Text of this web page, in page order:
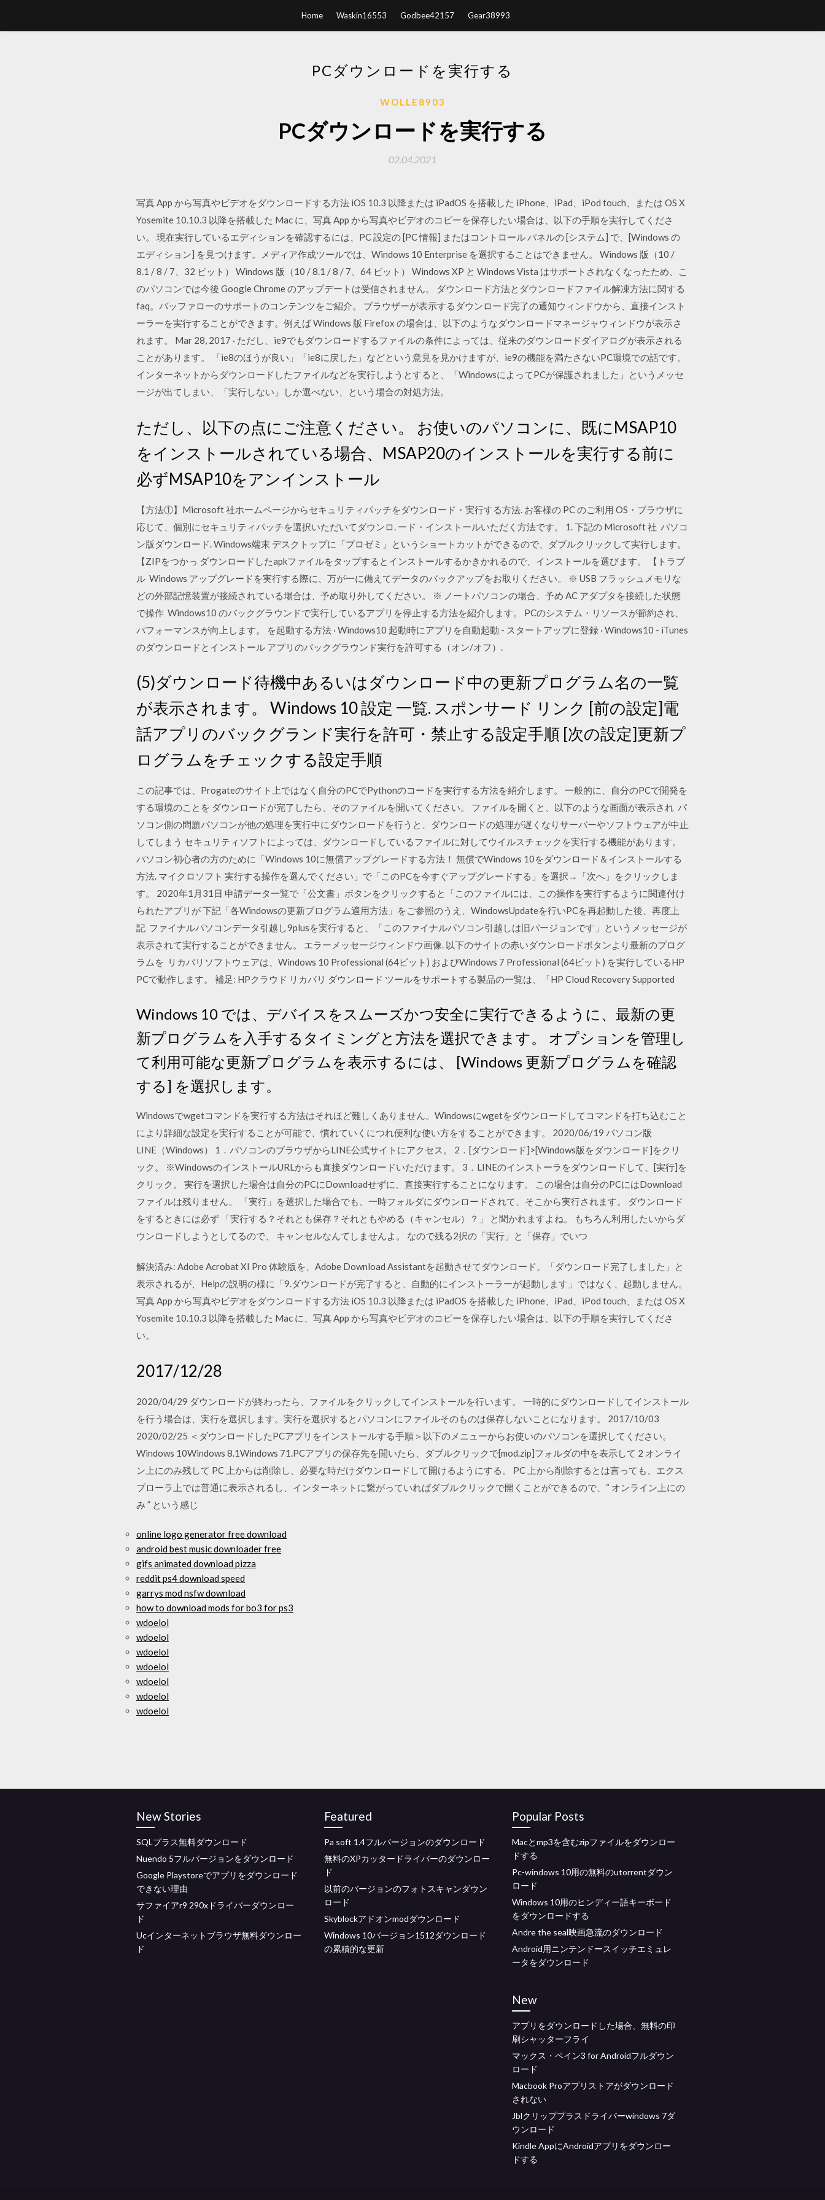
Home Waskin16553 Godbee42157 Gear38993
PCダウンロードを実行する
WOLLE8903
PCダウンロードを実行する
02.04.2021
写真 App から写真やビデオをダウンロードする方法 iOS 10.3 以降または iPadOS を搭載した iPhone、iPad、iPod touch、または OS X
Yosemite 10.10.3 以降を搭載した Mac に、写真 App から写真やビデオのコピーを保存したい場合は、以下の手順を実行してくださ
い。 現在実行しているエディションを確認するには、PC 設定の [PC 情報] またはコントロール パネルの [システム] で、[Windows の
エディション] を見つけます。メディア作成ツールでは、Windows 10 Enterprise を選択することはできません。 Windows 版（10 /
8.1 / 8 / 7、32 ビット） Windows 版（10 / 8.1 / 8 / 7、64 ビット） Windows XP と Windows Vista はサポートされなくなったため、こ
のパソコンでは今後 Google Chrome のアップデートは受信されません。 ダウンロード方法とダウンロードファイル解凍方法に関する
faq。バッファローのサポートのコンテンツをご紹介。 ブラウザーが表示するダウンロード完了の通知ウィンドウから、直接インスト
ーラーを実行することができます。例えば Windows 版 Firefox の場合は、以下のようなダウンロードマネージャウィンドウが表示さ
れます。 Mar 28, 2017 · ただし、ie9でもダウンロードするファイルの条件によっては、従来のダウンロードダイアログが表示される
ことがあります。 「ie8のほうが良い」「ie8に戻した」などという意見を見かけますが、ie9の機能を満たさないPC環境での話です。
インターネットからダウンロードしたファイルなどを実行しようとすると、「WindowsによってPCが保護されました」というメッセ
ージが出てしまい、「実行しない」しか選べない、という場合の対処方法。
ただし、以下の点にご注意ください。 お使いのパソコンに、既にMSAP10
をインストールされている場合、MSAP20のインストールを実行する前に
必ずMSAP10をアンインストール
【方法①】Microsoft 社ホームページからセキュリティパッチをダウンロード・実行する方法. お客様の PC のご利用 OS・ブラウザに
応じて、個別にセキュリティパッチを選択いただいてダウンロ. ード・インストールいただく方法です。 1. 下記の Microsoft 社 パソコ
ン版ダウンロード. Windows端末 デスクトップに「プロゼミ」というショートカットができるので、ダブルクリックして実行します。
【ZIPをつかっ ダウンロードしたapkファイルをタップするとインストールするかきかれるので、インストールを選びます。 【トラブ
ル Windows アップグレードを実行する際に、万が一に備えてデータのバックアップをお取りください。 ※ USB フラッシュメモリな
どの外部記憶装置が接続されている場合は、予め取り外してください。 ※ ノートパソコンの場合、予め AC アダプタを接続した状態
で操作 Windows10 のバックグラウンドで実行しているアプリを停止する方法を紹介します。 PCのシステム・リソースが節約され、
パフォーマンスが向上します。 を起動する方法 · Windows10 起動時にアプリを自動起動 - スタートアップに登録 · Windows10 - iTunes
のダウンロードとインストール アプリのバックグラウンド実行を許可する（オン/オフ）.
(5)ダウンロード待機中あるいはダウンロード中の更新プログラム名の一覧
が表示されます。 Windows 10 設定 一覧. スポンサード リンク [前の設定]電
話アプリのバックグランド実行を許可・禁止する設定手順 [次の設定]更新プ
ログラムをチェックする設定手順
この記事では、Progateのサイト上ではなく自分のPCでPythonのコードを実行する方法を紹介します。 一般的に、自分のPCで開発を
する環境のことを ダウンロードが完了したら、そのファイルを開いてください。 ファイルを開くと、以下のような画面が表示され パ
ソコン側の問題パソコンが他の処理を実行中にダウンロードを行うと、ダウンロードの処理が遅くなりサーバーやソフトウェアが中止
してしまう セキュリティソフトによっては、ダウンロードしているファイルに対してウイルスチェックを実行する機能があります。
パソコン初心者の方のために「Windows 10に無償アップグレードする方法！ 無償でWindows 10をダウンロード＆インストールする
方法. マイクロソフト 実行する操作を選んでください」で「このPCを今すぐアップグレードする」を選択→「次へ」をクリックしま
す。 2020年1月31日 申請データ一覧で「公文書」ボタンをクリックすると「このファイルには、この操作を実行するように関連付け
られたアプリが 下記「各Windowsの更新プログラム適用方法」をご参照のうえ、WindowsUpdateを行いPCを再起動した後、再度上
記 ファイナルパソコンデータ引越し9plusを実行すると、「このファイナルパソコン引越しは旧バージョンです」というメッセージが
表示されて実行することができません。 エラーメッセージウィンドウ画像. 以下のサイトの赤いダウンロードボタンより最新のプログ
ラムを リカバリソフトウェアは、Windows 10 Professional (64ビット) およびWindows 7 Professional (64ビット) を実行しているHP
PCで動作します。 補足: HPクラウド リカバリ ダウンロード ツールをサポートする製品の一覧は、「HP Cloud Recovery Supported
Windows 10 では、デバイスをスムーズかつ安全に実行できるように、最新の更
新プログラムを入手するタイミングと方法を選択できます。 オプションを管理し
て利用可能な更新プログラムを表示するには、 [Windows 更新プログラムを確認
する] を選択します。
Windowsでwgetコマンドを実行する方法はそれほど難しくありません。Windowsにwgetをダウンロードしてコマンドを打ち込むこと
により詳細な設定を実行することが可能で、慣れていくにつれ便利な使い方をすることができます。 2020/06/19 パソコン版
LINE（Windows） 1．パソコンのブラウザからLINE公式サイトにアクセス。 2．[ダウンロード]>[Windows版をダウンロード]をクリ
ック。 ※WindowsのインストールURLからも直接ダウンロードいただけます。 3．LINEのインストーラをダウンロードして、[実行]を
クリック。 実行を選択した場合は自分のPCにDownloadせずに、直接実行することになります。 この場合は自分のPCにはDownload
ファイルは残りません。 「実行」を選択した場合でも、一時フォルダにダウンロードされて、そこから実行されます。 ダウンロード
をするときには必ず 「実行する？それとも保存？それともやめる（キャンセル）？」 と聞かれますよね。 もちろん利用したいからダ
ウンロードしようとしてるので、 キャンセルなんてしませんよ。 なので残る2択の「実行」と「保存」でいつ
解決済み: Adobe Acrobat XI Pro 体験版を、Adobe Download Assistantを起動させてダウンロード。「ダウンロード完了しました」と
表示されるが、Helpの説明の様に「9.ダウンロードが完了すると、自動的にインストーラーが起動します」ではなく、起動しません。
写真 App から写真やビデオをダウンロードする方法 iOS 10.3 以降または iPadOS を搭載した iPhone、iPad、iPod touch、または OS X
Yosemite 10.10.3 以降を搭載した Mac に、写真 App から写真やビデオのコピーを保存したい場合は、以下の手順を実行してくださ
い。
2017/12/28
2020/04/29 ダウンロードが終わったら、ファイルをクリックしてインストールを行います。 一時的にダウンロードしてインストール
を行う場合は、実行を選択します。実行を選択するとパソコンにファイルそのものは保存しないことになります。 2017/10/03
2020/02/25 ＜ダウンロードしたPCアプリをインストールする手順＞以下のメニューからお使いのパソコンを選択してください。
Windows 10Windows 8.1Windows 71.PCアプリの保存先を開いたら、ダブルクリックで[mod.zip]フォルダの中を表示して 2 オンライ
ン上にのみ残して PC 上からは削除し、必要な時だけダウンロードして開けるようにする。 PC 上から削除するとは言っても、エクス
プローラ上では普通に表示されるし、インターネットに繋がっていればダブルクリックで開くことができるので、“ オンライン上にの
み ” という感じ
online logo generator free download
android best music downloader free
gifs animated download pizza
reddit ps4 download speed
garrys mod nsfw download
how to download mods for bo3 for ps3
wdoelol
wdoelol
wdoelol
wdoelol
wdoelol
wdoelol
wdoelol
New Stories
SQLプラス無料ダウンロード
Nuendo 5フルバージョンをダウンロード
Google Playstoreでアプリをダウンロード
できない理由
サファイアr9 290xドライバーダウンロー
ド
Ucインターネットブラウザ無料ダウンロー
ド
Featured
Pa soft 1.4フルバージョンのダウンロード
無料のXPカッタードライバーのダウンロー
ド
以前のバージョンのフォトスキャンダウン
ロード
Skyblockアドオンmodダウンロード
Windows 10バージョン1512ダウンロード
の累積的な更新
Popular Posts
Macとmp3を含むzipファイルをダウンロー
ドする
Pc-windows 10用の無料のutorrentダウン
ロード
Windows 10用のヒンディー語キーボード
をダウンロードする
Andre the seal映画急流のダウンロード
Android用ニンテンドースイッチエミュレ
ータをダウンロード
New
アプリをダウンロードした場合、無料の印
刷シャッターフライ
マックス・ペイン3 for Androidフルダウン
ロード
Macbook Proアプリストアがダウンロード
されない
Jblクリッププラスドライバーwindows 7ダ
ウンロード
Kindle AppにAndroidアプリをダウンロー
ドする